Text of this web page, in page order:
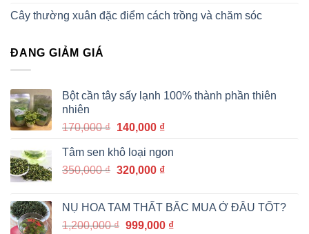
Cây thường xuân đặc điểm cách trồng và chăm sóc
ĐANG GIẢM GIÁ
Bột cần tây sấy lạnh 100% thành phần thiên
nhiên
170,000₫ Giá
là:
170,000 ₫.
140,000 ₫Giá
tại
là:
Tâm sen khô loại ngon
350,000₫ Giá
350,000 ₫.
320,000 ₫Giá
tại
là:
320,000 ₫.
NỤ HOA TAM THẤT BẮC MUA Ở ĐÂU TỐT?
1,200,000₫ Giá
999,000 ₫Giá